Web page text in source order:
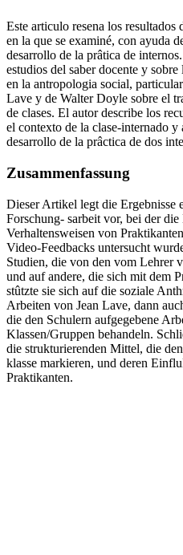
Este articulo resena los
en la que se examiné, con ayuda
desarrollo de la prâtica de
estudios del saber docente y
en la antropologia social,
Lave y de Walter Doyle sobre el
de clases. El autor describe los
el contexto de la clase-internado y
desarrollo de la prâctica de dos
Zusammenfassung
Dieser Artikel legt die Ergebnisse
Forschung- sarbeit vor, bei der
Verhaltensweisen von
Video-Feedbacks untersucht
Studien, die von den vom Lehrer
und auf andere, die sich mit dem
stûtzte sie sich auf die soziale
Arbeiten von Jean Lave, dann
die den Schulern aufgegebene
Klassen/Gruppen behandeln.
die strukturierenden Mittel, die
klasse markieren, und deren
Praktikanten.